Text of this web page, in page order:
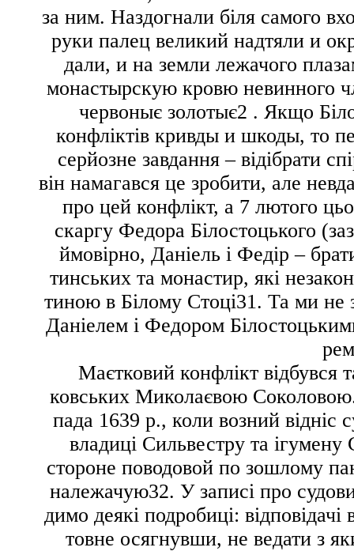
за ним. Наздогнали біля самого
руки палец великий надтяли и
дали, и на земли лежачого
монастырскую кровю невинного
червоныє золотыє2 . Якщо
конфліктів кривды и шкоды, то
серйозне завдання – відібрати
він намагався це зробити, але
про цей конфлікт, а 7 лютого
скаргу Федора Білостоцького
ймовірно, Даніель і Федір –
тинських та монастир, які
тиною в Білому Стоці31. Та ми не
Даніелем і Федором
Маєтковий конфлікт
ковських Миколаєвою
пада 1639 р., коли возний відніс
владиці Сильвестру та
стороне поводовой по зошлому
належачую32. У записі про
димо деякі подробиці:
товне осягнувши, не ведати з